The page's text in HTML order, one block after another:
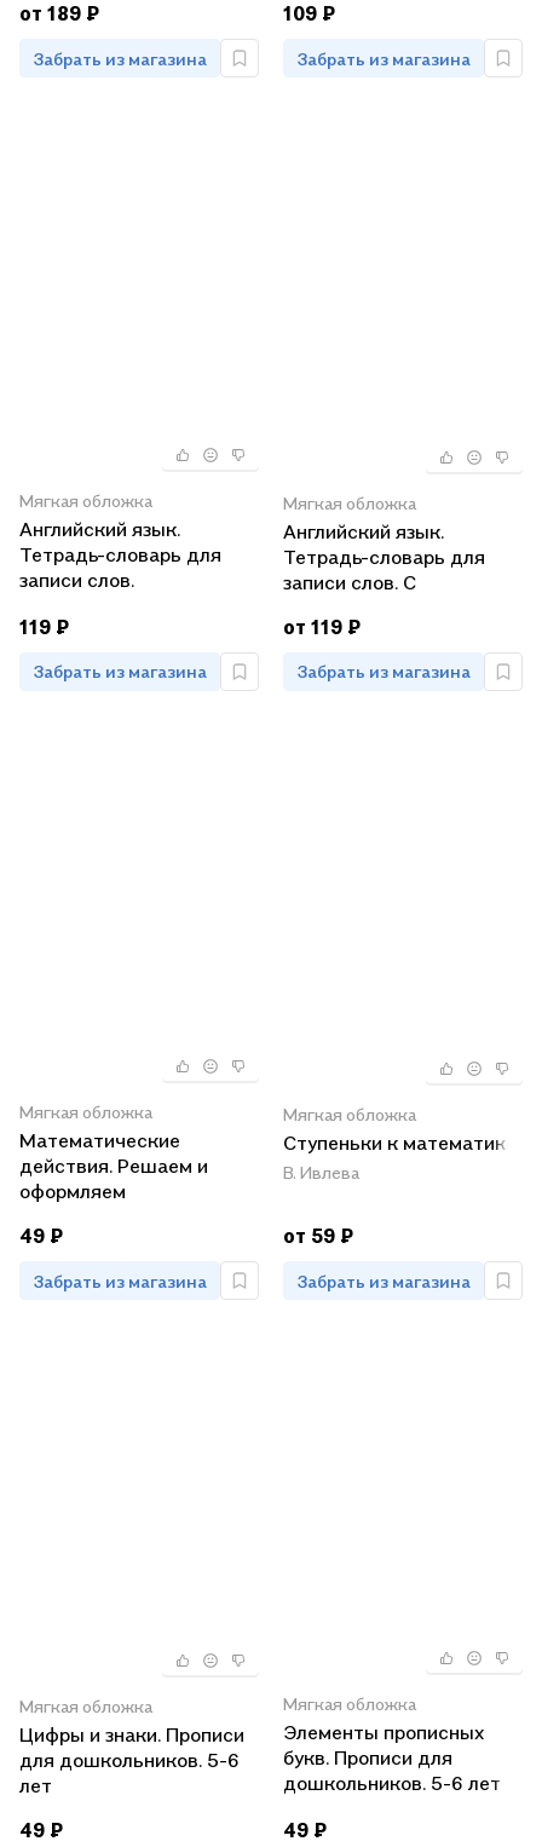
графическая сетка.
Пошаговое усложнение
заданий
от 189 ₽
Забрать из магазина
Развитие мелкой
109 ₽
Забрать из магазина
Мягкая обложка
Английский язык.
Тетрадь-словарь для
записи слов.
материал
119 ₽
Забрать из магазина
Мягкая обложка
Английский язык.
Тетрадь-словарь для
записи слов. С
материалами
от 119 ₽
Забрать из магазина
Мягкая обложка
Математические
действия. Решаем и
оформляем
49 ₽
Забрать из магазина
Мягкая обложка
Ступеньки к математике
В. Ивлева
от 59 ₽
Забрать из магазина
Мягкая обложка
Цифры и знаки. Прописи
для дошкольников. 5-6
лет
49 ₽
Мягкая обложка
Элементы прописных
букв. Прописи для
дошкольников. 5-6 лет
49 ₽